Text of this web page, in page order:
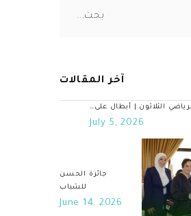
بحث...
آخر المقالات
الثلاثون | أبطال على…
July 5, 2026
جائزة الحسن
للشباب
June 14, 2026